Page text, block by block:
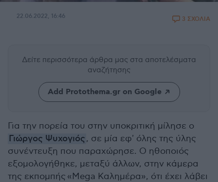
22.06.2022, 16:46 3 ΣΧΟΛΙΑ
Δείτε περισσότερα άρθρα μας στα αποτελέσματα
αναζήτησης
Add Protothema.gr on Google
Για την πορεία του στην υποκριτική μίλησε ο
Γιώργος Ψυχογιός, σε μία εφ' όλης της ύλης
συνέντευξη που παραχώρησε. Ο ηθοποιός
εξομολογήθηκε, μεταξύ άλλων, στην κάμερα
της εκπομπής «Mega Καλημέρα», ότι έχει λάβει